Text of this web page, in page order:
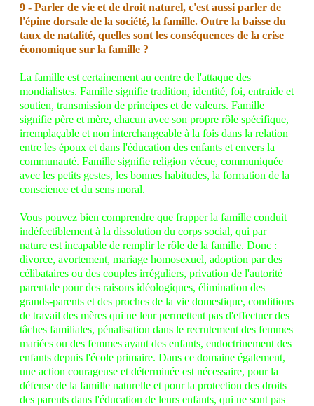
9 - Parler de vie et de droit naturel, c'est aussi parler de
l'épine dorsale de la société, la famille. Outre la baisse du
taux de natalité, quelles sont les conséquences de la crise
économique sur la famille ?
La famille est certainement au centre de l'attaque des
mondialistes. Famille signifie tradition, identité, foi, entraide et
soutien, transmission de principes et de valeurs. Famille
signifie père et mère, chacun avec son propre rôle spécifique,
irremplaçable et non interchangeable à la fois dans la relation
entre les époux et dans l'éducation des enfants et envers la
communauté. Famille signifie religion vécue, communiquée
avec les petits gestes, les bonnes habitudes, la formation de la
conscience et du sens moral.
Vous pouvez bien comprendre que frapper la famille conduit
indéfectiblement à la dissolution du corps social, qui par
nature est incapable de remplir le rôle de la famille. Donc :
divorce, avortement, mariage homosexuel, adoption par des
célibataires ou des couples irréguliers, privation de l'autorité
parentale pour des raisons idéologiques, élimination des
grands-parents et des proches de la vie domestique, conditions
de travail des mères qui ne leur permettent pas d'effectuer des
tâches familiales, pénalisation dans le recrutement des femmes
mariées ou des femmes ayant des enfants, endoctrinement des
enfants depuis l'école primaire. Dans ce domaine également,
une action courageuse et déterminée est nécessaire, pour la
défense de la famille naturelle et pour la protection des droits
des parents dans l'éducation de leurs enfants, qui ne sont pas